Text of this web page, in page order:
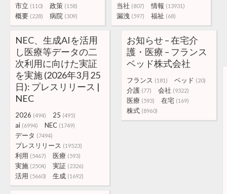
当社 (807) 情報 (13931)
漏洩 (597) 福祉 (68)
市立 (110) 政策 (158)
概要 (228) 病院 (309)
NEC、生成AIを活用
し医療等データの二
次利用に向けた実証
を実施 (2026年3月25
日): プレスリリース |
NEC
2026 (494) 25 (495)
ai (6994) NEC (1749)
データ (7494)
プレスリリース (19523)
利用 (5467) 医療 (593)
実施 (2504) 実証 (2326)
活用 (5660) 生成 (1692)
お知らせ – 在宅介
護・医療 – フランス
ベッド株式会社
フランス (181) ベッド (20)
介護 (77) 会社 (9322)
医療 (593) 在宅 (169)
株式 (8960)